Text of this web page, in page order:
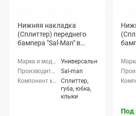
Нижняя накладка
(Сплиттер) переднего
бампера "Sal-Man" в
матовая)
Универсальные
Sal-man
Сплиттер,
губа, юбка,
клыки
Под